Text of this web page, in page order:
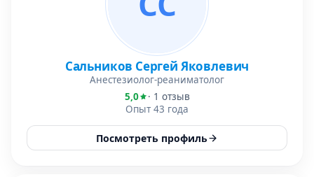
Сальников Сергей Яковлевич
Анестезиолог-реаниматолог
5,0
· 1 отзыв
Опыт 43 года
Посмотреть профиль